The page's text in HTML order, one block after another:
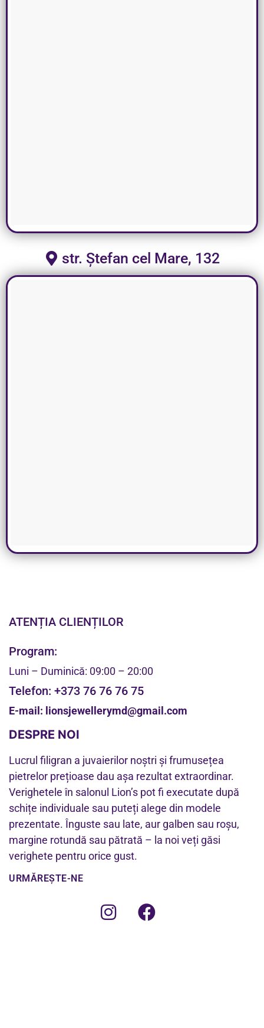
str. Ștefan cel Mare, 132
ATENȚIA CLIENȚILOR
Program:
Luni – Duminică: 09:00 – 20:00
Telefon: +373 76 76 76 75
E-mail: lionsjewellerymd@gmail.com
DESPRE NOI
Lucrul filigran a juvaierilor noștri și frumusețea
pietrelor prețioase dau așa rezultat extraordinar.
Verighetele în salonul Lion’s pot fi executate după
schițe individuale sau puteți alege din modele
prezentate. Înguste sau late, aur galben sau roșu,
margine rotundă sau pătrată – la noi veți găsi
verighete pentru orice gust.
URMĂREȘTE-NE